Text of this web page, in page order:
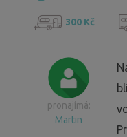
300 Kč
pronajímá:
Martin